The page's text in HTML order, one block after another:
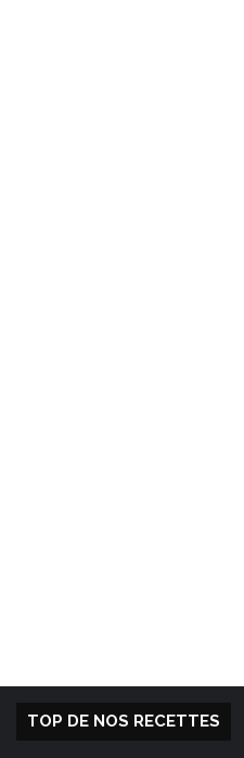
TOP DE NOS RECETTES